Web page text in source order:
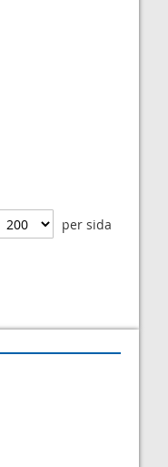
per sida